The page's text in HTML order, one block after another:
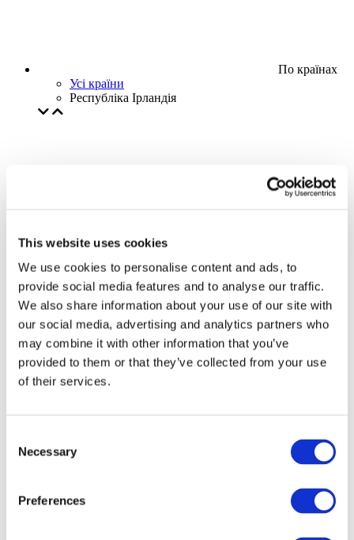
This website uses cookies
We use cookies to personalise content and ads, to
provide social media features and to analyse our traffic.
We also share information about your use of our site with
our social media, advertising and analytics partners who
may combine it with other information that you’ve
provided to them or that they’ve collected from your use
of their services.
Selection
Necessary
Preferences
По країнах
Усі країни
Республіка Ірландія
Заходи